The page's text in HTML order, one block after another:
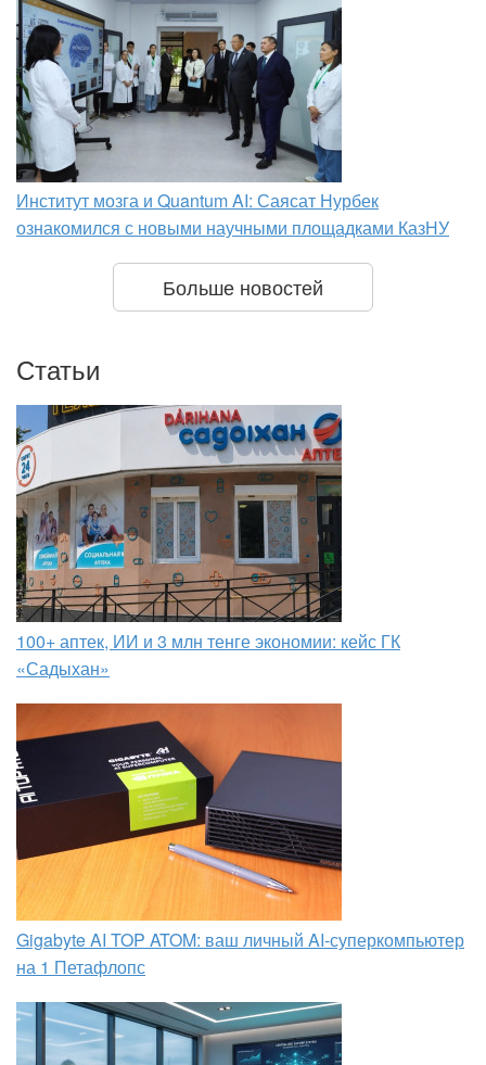
Институт мозга и Quantum AI: Саясат Нурбек
ознакомился с новыми научными площадками КазНУ
Больше новостей
Статьи
100+ аптек, ИИ и 3 млн тенге экономии: кейс ГК
«Садыхан»
Gigabyte AI TOP ATOM: ваш личный AI-суперкомпьютер
на 1 Петафлопс